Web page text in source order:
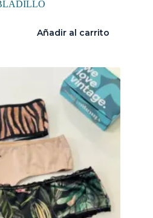
Añadir al carrito